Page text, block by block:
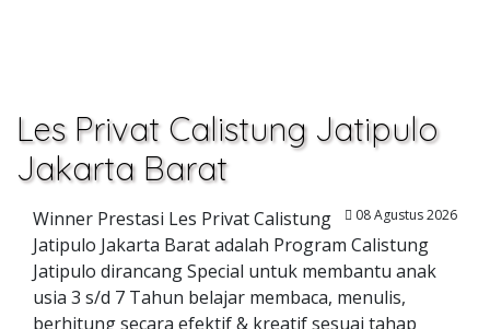
Les Privat Calistung Jatipulo
Jakarta Barat
08 Agustus 2026
Winner Prestasi Les Privat Calistung
Jatipulo Jakarta Barat adalah Program Calistung
Jatipulo dirancang Special untuk membantu anak
usia 3 s/d 7 Tahun belajar membaca, menulis,
berhitung secara efektif & kreatif sesuai tahap